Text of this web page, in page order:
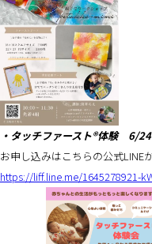
・タッチファースト®︎体験 6/
お申し込みはこちらの公式LINE
https://liff.line.me/1645278921-